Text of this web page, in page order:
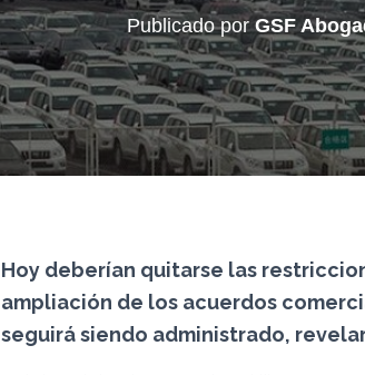
Publicado porGSF
Hoy deberían quitarse las
ampliación de los acuerdos
seguirá siendo administrado,